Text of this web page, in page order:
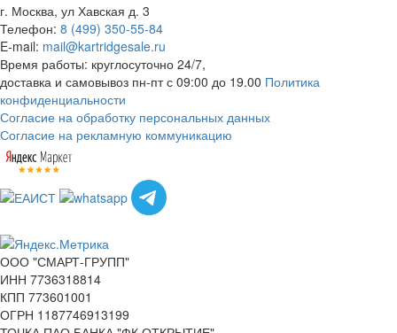
г. Москва, ул Хавская д. 3
Телефон: 8 (499) 350-55-84
E-mail: mail@kartridgesale.ru
Время работы: круглосуточно 24/7,
доставка и самовывоз пн-пт с 09:00 до 19.00 Политика
конфиденциальности
Согласие на обработку персональных данных
Согласие на рекламную коммуникацию
ООО "СМАРТ-ГРУПП"
ИНН 7736318814
КПП 773601001
ОГРН 1187746913199